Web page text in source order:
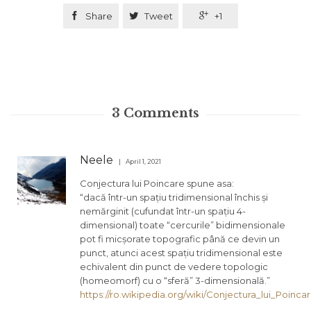
 Share  Tweet  +1
3 Comments
Neele April 1, 2021
Conjectura lui Poincare spune asa:
“dacă într-un spațiu tridimensional închis și
nemărginit (cufundat într-un spațiu 4-
dimensional) toate “cercurile” bidimensionale
pot fi micșorate topografic până ce devin un
punct, atunci acest spațiu tridimensional este
echivalent din punct de vedere topologic
(homeomorf) cu o “sferă” 3-dimensională.”
https://ro.wikipedia.org/wiki/